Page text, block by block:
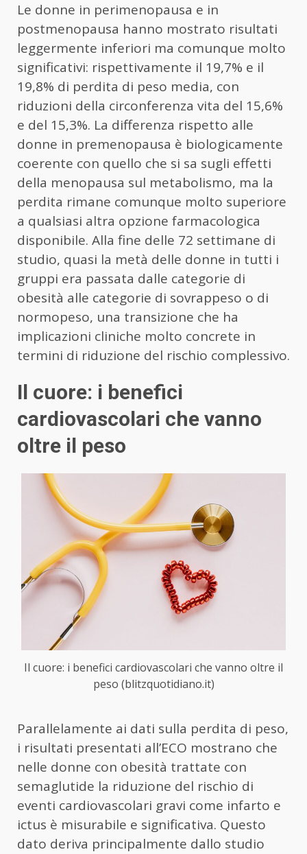
Le donne in perimenopausa e in
postmenopausa hanno mostrato risultati
leggermente inferiori ma comunque molto
significativi: rispettivamente il 19,7% e il
19,8% di perdita di peso media, con
riduzioni della circonferenza vita del 15,6%
e del 15,3%. La differenza rispetto alle
donne in premenopausa è biologicamente
coerente con quello che si sa sugli effetti
della menopausa sul metabolismo, ma la
perdita rimane comunque molto superiore
a qualsiasi altra opzione farmacologica
disponibile. Alla fine delle 72 settimane di
studio, quasi la metà delle donne in tutti i
gruppi era passata dalle categorie di
obesità alle categorie di sovrappeso o di
normopeso, una transizione che ha
implicazioni cliniche molto concrete in
termini di riduzione del rischio complessivo.
Il cuore: i benefici
cardiovascolari che vanno
oltre il peso
Il cuore: i benefici cardiovascolari che vanno oltre il
peso (blitzquotidiano.it)
Parallelamente ai dati sulla perdita di peso,
i risultati presentati all’ECO mostrano che
nelle donne con obesità trattate con
semaglutide la riduzione del rischio di
eventi cardiovascolari gravi come infarto e
ictus è misurabile e significativa. Questo
dato deriva principalmente dallo studio